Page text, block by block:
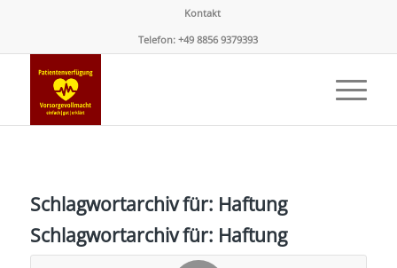
Kontakt
Telefon: +49 8856 9379393
Schlagwortarchiv für: Haftung
Schlagwortarchiv für: Haftung